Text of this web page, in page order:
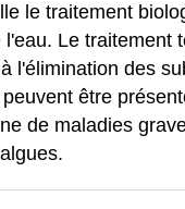
le traitement
Le traitement
l'élimination des
être
de maladies